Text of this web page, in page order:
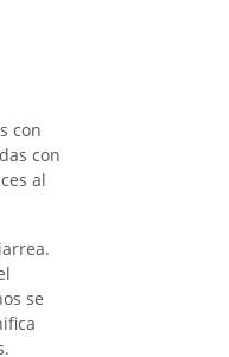
con
con
al
se